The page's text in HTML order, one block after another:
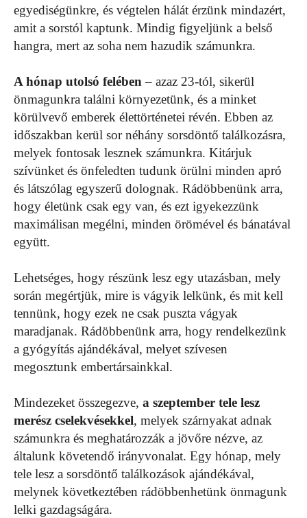
egyediségünkre, és végtelen hálát érzünk mindazért,
amit a sorstól kaptunk. Mindig figyeljünk a belső
hangra, mert az soha nem hazudik számunkra.
A hónap utolsó felében – azaz 23-tól, sikerül
önmagunkra találni környezetünk, és a minket
körülvevő emberek élettörténetei révén. Ebben az
időszakban kerül sor néhány sorsdöntő találkozásra,
melyek fontosak lesznek számunkra. Kitárjuk
szívünket és önfeledten tudunk örülni minden apró
és látszólag egyszerű dolognak. Rádöbbenünk arra,
hogy életünk csak egy van, és ezt igyekezzünk
maximálisan megélni, minden örömével és bánatával
együtt.
Lehetséges, hogy részünk lesz egy utazásban, mely
során megértjük, mire is vágyik lelkünk, és mit kell
tennünk, hogy ezek ne csak puszta vágyak
maradjanak. Rádöbbenünk arra, hogy rendelkezünk
a gyógyítás ajándékával, melyet szívesen
megosztunk embertársainkkal.
Mindezeket összegezve, a szeptember tele lesz
merész cselekvésekkel, melyek szárnyakat adnak
számunkra és meghatározzák a jövőre nézve, az
általunk követendő irányvonalat. Egy hónap, mely
tele lesz a sorsdöntő találkozások ajándékával,
melynek következtében rádöbbenhetünk önmagunk
lelki gazdagságára.